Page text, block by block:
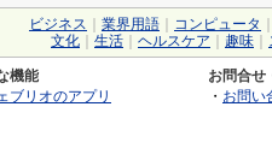
ビジネス 業界用語 コンピュータ
文化
生活 ヘルスケア 趣味
機能
ブリオのアプリ
お問合せ
・ お問い